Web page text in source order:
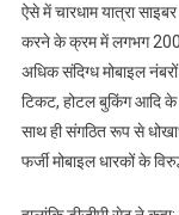
ऐसे में चारधाम यात्रा साइबर
करने के क्रम में लगभग 200
अधिक संदिग्ध मोबाइल
टिकट, होटल बुकिंग आदि के
साथ ही संगठित रूप से
फर्जी मोबाइल धारकों के